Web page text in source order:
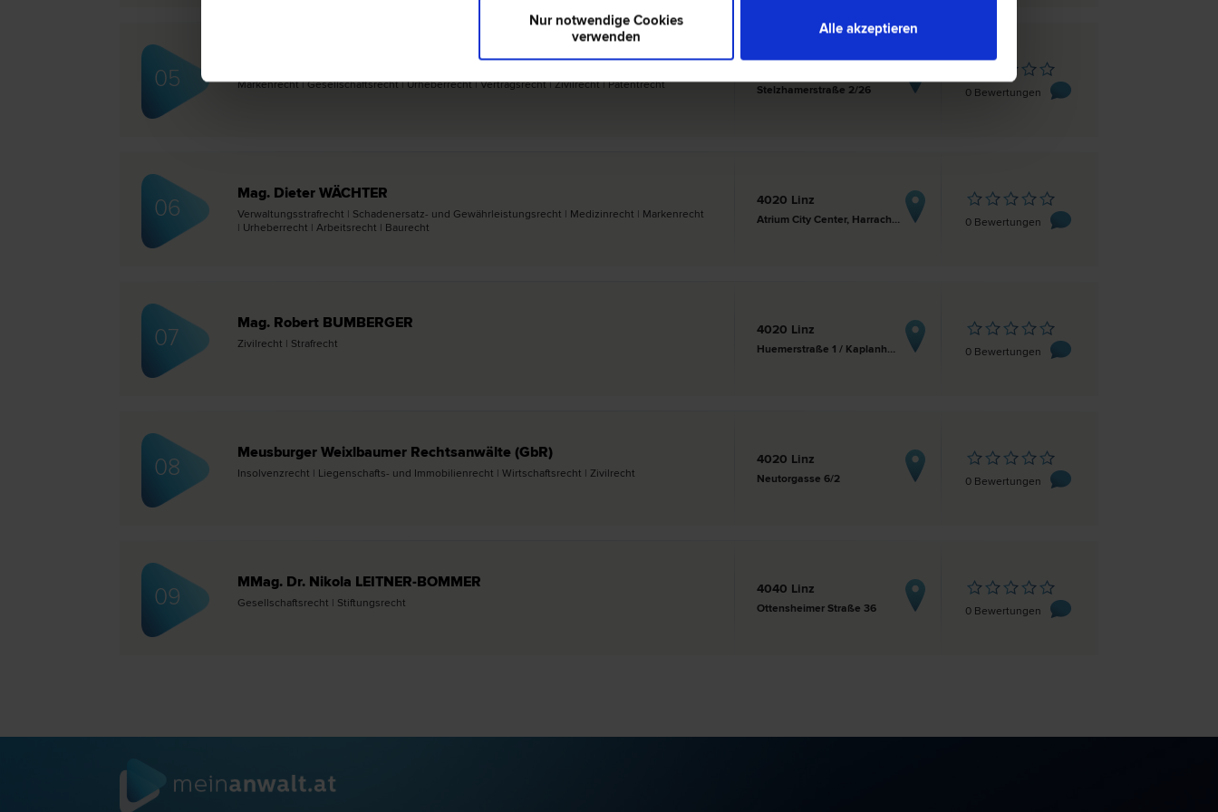
Nur notwendige Cookies
verwenden
Alle akzeptieren
05 Marken­recht | Gesellschafts­recht | Urheber­recht | Vertrags­recht | Zivil­recht | Patent­recht Stelzhamerstraße 2/26 0 Bewertungen
06
Mag. Dieter WÄCHTER
Verwaltungsstraf­recht | Schadenersatz- und Gewährleistungs­recht | Medizin­recht | Marken­recht
| Urheber­recht | Arbeits­recht | Bau­recht
4020 Linz
Atrium City Center, Harrachstraße 6 0 Bewertungen
07
Mag. Robert BUMBERGER
Zivil­recht | Straf­recht
4020 Linz
Huemerstraße 1 / Kaplanhofstraße 2 0 Bewertungen
08
Meusburger Weixlbaumer Rechtsanwälte (GbR)
Insolvenz­recht | Liegenschafts- und Immobilien­recht | Wirtschafts­recht | Zivil­recht
4020 Linz
Neutorgasse 6/2 0 Bewertungen
09
MMag. Dr. Nikola LEITNER-BOMMER
Gesellschafts­recht | Stiftungs­recht
4040 Linz
Ottensheimer Straße 36 0 Bewertungen